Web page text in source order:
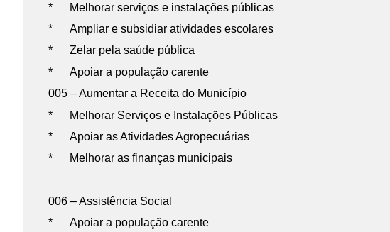
* Melhorar serviços e instalações públicas
* Ampliar e subsidiar atividades escolares
* Zelar pela saúde pública
* Apoiar a população carente
005 – Aumentar a Receita do Município
* Melhorar Serviços e Instalações Públicas
* Apoiar as Atividades Agropecuárias
* Melhorar as finanças municipais
006 – Assistência Social
* Apoiar a população carente